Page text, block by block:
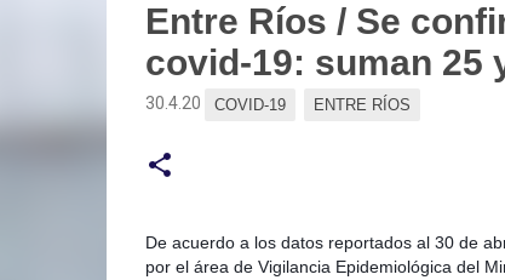
Entre Ríos / Se
covid-19: suman 25
30.4.20 COVID-19 ENTRE RÍOS
De acuerdo a los datos reportados al 30 de
por el área de Vigilancia Epidemiológica del